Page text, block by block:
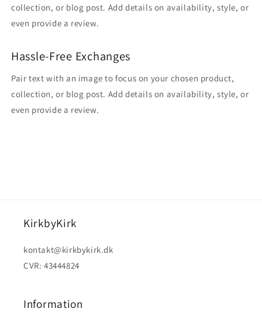
collection, or blog post. Add details on availability, style, or
even provide a review.
Hassle-Free Exchanges
Pair text with an image to focus on your chosen product,
collection, or blog post. Add details on availability, style, or
even provide a review.
KirkbyKirk
kontakt@kirkbykirk.dk
CVR: 43444824
Information